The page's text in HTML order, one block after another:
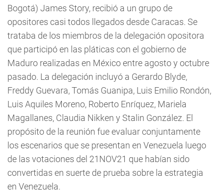
Bogotá) James Story, recibió a un grupo de
opositores casi todos llegados desde Caracas. Se
trataba de los miembros de la delegación opositora
que participó en las pláticas con el gobierno de
Maduro realizadas en México entre agosto y octubre
pasado. La delegación incluyó a Gerardo Blyde,
Freddy Guevara, Tomás Guanipa, Luis Emilio Rondón,
Luis Aquiles Moreno, Roberto Enríquez, Mariela
Magallanes, Claudia Nikken y Stalin González. El
propósito de la reunión fue evaluar conjuntamente
los escenarios que se presentan en Venezuela luego
de las votaciones del 21NOV21 que habían sido
convertidas en suerte de prueba sobre la estrategia
en Venezuela.